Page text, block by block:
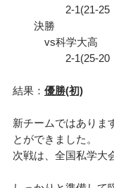
2-1(21-25・
決勝
vs科学大高
2-1(25-20・
結果： 優勝(初)
新チームではありま
とができました。
次戦は、全国私学大